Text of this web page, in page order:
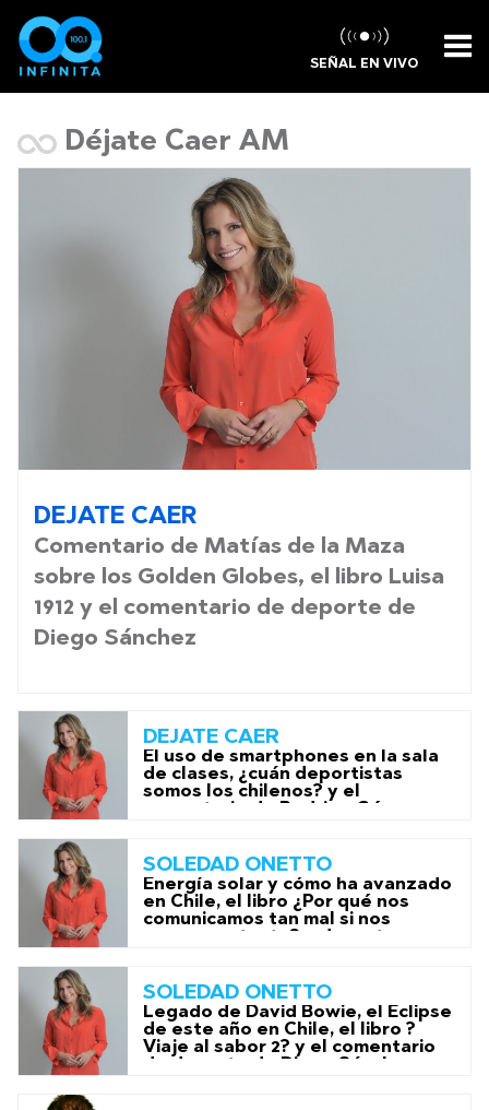
SEÑAL EN VIVO
Déjate Caer AM
DEJATE CAER
Comentario de Matías de la Maza
sobre los Golden Globes, el libro Luisa
1912 y el comentario de deporte de
Diego Sánchez
DEJATE CAER
El uso de smartphones en la sala
de clases, ¿cuán deportistas
somos los chilenos? y el
SOLEDAD ONETTO
Energía solar y cómo ha avanzado
en Chile, el libro ¿Por qué nos
comunicamos tan mal si nos
SOLEDAD ONETTO
Legado de David Bowie, el Eclipse
de este año en Chile, el libro ?
Viaje al sabor 2? y el comentario